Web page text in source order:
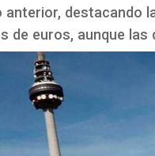
anterior, destacando
de euros, aunque las